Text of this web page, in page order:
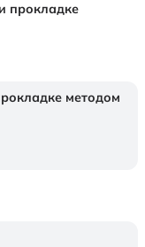
прокладке
методом